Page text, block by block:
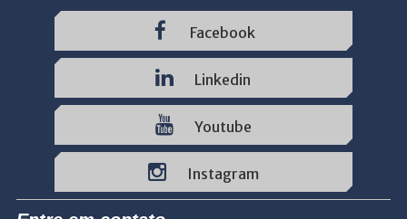
Facebook
Linkedin
Youtube
Instagram